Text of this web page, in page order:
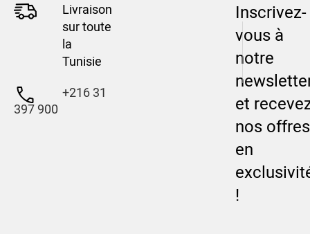
Livraison
sur toute
la
Tunisie
+216 31
397 900
Inscrivez-
vous à
notre
et
nos offres
en
!